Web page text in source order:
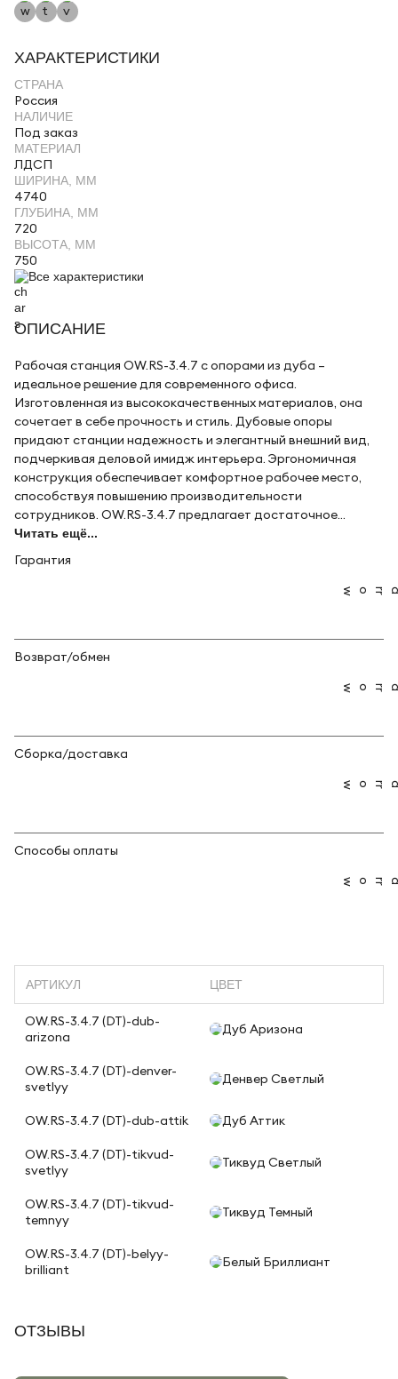
ХАРАКТЕРИСТИКИ
СТРАНА
Россия
НАЛИЧИЕ
Под заказ
МАТЕРИАЛ
ЛДСП
ШИРИНА, ММ
4740
ГЛУБИНА, ММ
720
ВЫСОТА, ММ
750
Все характеристики
ОПИСАНИЕ
Рабочая станция OW.RS-3.4.7 с опорами из дуба –
идеальное решение для современного офиса.
Изготовленная из высококачественных материалов, она
сочетает в себе прочность и стиль. Дубовые опоры
придают станции надежность и элегантный внешний вид,
подчеркивая деловой имидж интерьера. Эргономичная
конструкция обеспечивает комфортное рабочее место,
способствуя повышению производительности
сотрудников. OW.RS-3.4.7 предлагает достаточное...
Читать ещё...
Гарантия
Возврат/обмен
Сборка/доставка
Способы оплаты
АРТИКУЛ ЦВЕТ
OW.RS-3.4.7 (DT)-dub-
arizona
Дуб Аризона
OW.RS-3.4.7 (DT)-denver-
svetlyy
Денвер Светлый
OW.RS-3.4.7 (DT)-dub-attik Дуб Аттик
OW.RS-3.4.7 (DT)-tikvud-
svetlyy
Тиквуд Светлый
OW.RS-3.4.7 (DT)-tikvud-
temnyy
Тиквуд Темный
OW.RS-3.4.7 (DT)-belyy-
brilliant
Белый Бриллиант
ОТЗЫВЫ